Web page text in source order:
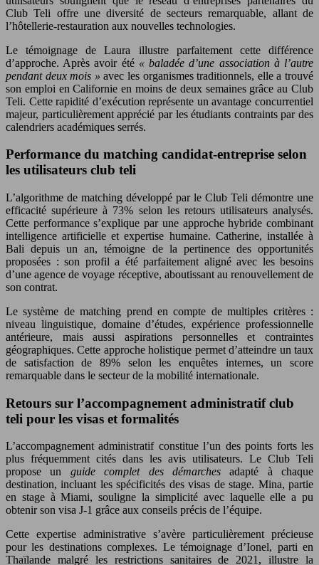
Club Teli offre une diversité de secteurs remarquable, allant de
l’hôtellerie-restauration aux nouvelles technologies.
Le témoignage de Laura illustre parfaitement cette différence
d’approche. Après avoir été « baladée d’une association à l’autre
pendant deux mois »avec les organismes traditionnels, elle a trouvé
son emploi en Californie en moins de deux semaines grâce au Club
Teli. Cette rapidité d’exécution représente un avantage concurrentiel
majeur, particulièrement apprécié par les étudiants contraints par des
calendriers académiques serrés.
Performance du matching candidat-entreprise selon
les utilisateurs club teli
L’algorithme de matching développé par le Club Teli démontre une
efficacité supérieure à 73% selon les retours utilisateurs analysés.
Cette performance s’explique par une approche hybride combinant
intelligence artificielle et expertise humaine. Catherine, installée à
Bali depuis un an, témoigne de la pertinence des opportunités
proposées : son profil a été parfaitement aligné avec les besoins
d’une agence de voyage réceptive, aboutissant au renouvellement de
son contrat.
Le système de matching prend en compte de multiples critères :
niveau linguistique, domaine d’études, expérience professionnelle
antérieure, mais aussi aspirations personnelles et contraintes
géographiques. Cette approche holistique permet d’atteindre un taux
de satisfaction de 89% selon les enquêtes internes, un score
remarquable dans le secteur de la mobilité internationale.
Retours sur l’accompagnement administratif club
teli pour les visas et formalités
L’accompagnement administratif constitue l’un des points forts les
plus fréquemment cités dans les avis utilisateurs. Le Club Teli
propose un guide complet des démarchesadapté à chaque
destination, incluant les spécificités des visas de stage. Mina, partie
en stage à Miami, souligne la simplicité avec laquelle elle a pu
obtenir son visa J-1 grâce aux conseils précis de l’équipe.
Cette expertise administrative s’avère particulièrement précieuse
pour les destinations complexes. Le témoignage d’Ionel, parti en
Thaïlande malgré les restrictions sanitaires de 2021, illustre la